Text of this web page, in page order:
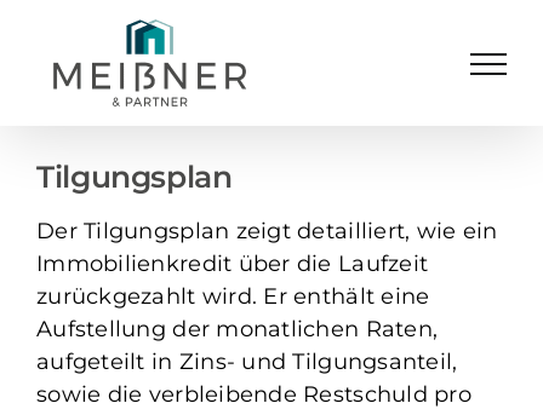
content
Tilgungsplan
Der Tilgungsplan zeigt detailliert, wie ein
Immobilienkredit über die Laufzeit
zurückgezahlt wird. Er enthält eine
Aufstellung der monatlichen Raten,
aufgeteilt in Zins- und Tilgungsanteil,
sowie die verbleibende Restschuld pro